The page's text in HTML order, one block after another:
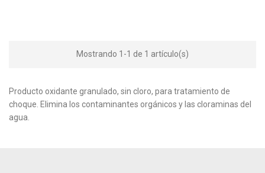
Mostrando 1-1 de 1 artículo(s)
Producto oxidante granulado, sin cloro, para tratamiento de
choque. Elimina los contaminantes orgánicos y las cloraminas del
agua.